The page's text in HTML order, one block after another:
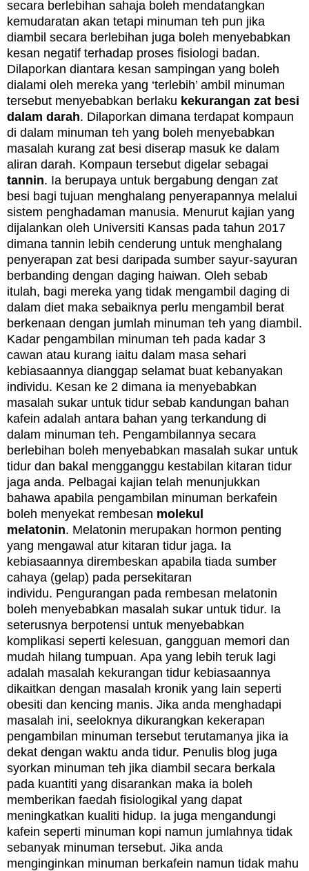
secara berlebihan sahaja boleh mendatangkan
kemudaratan akan tetapi minuman teh pun jika
diambil secara berlebihan juga boleh menyebabkan
kesan negatif terhadap proses fisiologi badan.
Dilaporkan diantara kesan sampingan yang boleh
dialami oleh mereka yang ‘terlebih’ ambil minuman
tersebut menyebabkan berlaku kekurangan zat besi
dalam darah. Dilaporkan dimana terdapat kompaun
di dalam minuman teh yang boleh menyebabkan
masalah kurang zat besi diserap masuk ke dalam
aliran darah. Kompaun tersebut digelar sebagai
tannin. Ia berupaya untuk bergabung dengan zat
besi bagi tujuan menghalang penyerapannya melalui
sistem penghadaman manusia. Menurut kajian yang
dijalankan oleh Universiti Kansas pada tahun 2017
dimana tannin lebih cenderung untuk menghalang
penyerapan zat besi daripada sumber sayur-sayuran
berbanding dengan daging haiwan. Oleh sebab
itulah, bagi mereka yang tidak mengambil daging di
dalam diet maka sebaiknya perlu mengambil berat
berkenaan dengan jumlah minuman teh yang diambil.
Kadar pengambilan minuman teh pada kadar 3
cawan atau kurang iaitu dalam masa sehari
kebiasaannya dianggap selamat buat kebanyakan
individu. Kesan ke 2 dimana ia menyebabkan
masalah sukar untuk tidur sebab kandungan bahan
kafein adalah antara bahan yang terkandung di
dalam minuman teh. Pengambilannya secara
berlebihan boleh menyebabkan masalah sukar untuk
tidur dan bakal mengganggu kestabilan kitaran tidur
jaga anda. Pelbagai kajian telah menunjukkan
bahawa apabila pengambilan minuman berkafein
boleh menyekat rembesan molekul
melatonin. Melatonin merupakan hormon penting
yang mengawal atur kitaran tidur jaga. Ia
kebiasaannya dirembeskan apabila tiada sumber
cahaya (gelap) pada persekitaran
individu. Pengurangan pada rembesan melatonin
boleh menyebabkan masalah sukar untuk tidur. Ia
seterusnya berpotensi untuk menyebabkan
komplikasi seperti kelesuan, gangguan memori dan
mudah hilang tumpuan. Apa yang lebih teruk lagi
adalah masalah kekurangan tidur kebiasaannya
dikaitkan dengan masalah kronik yang lain seperti
obesiti dan kencing manis. Jika anda menghadapi
masalah ini, seeloknya dikurangkan kekerapan
pengambilan minuman tersebut terutamanya jika ia
dekat dengan waktu anda tidur. Penulis blog juga
syorkan minuman teh jika diambil secara berkala
pada kuantiti yang disarankan maka ia boleh
memberikan faedah fisiologikal yang dapat
meningkatkan kualiti hidup. Ia juga mengandungi
kafein seperti minuman kopi namun jumlahnya tidak
sebanyak minuman tersebut. Jika anda
menginginkan minuman berkafein namun tidak mahu